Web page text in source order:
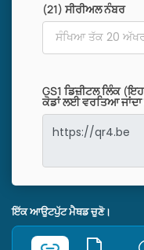
(21) ਸੀਰੀਅਲ ਨੰਬਰ
GS1 ਡਿਜ਼ੀਟਲ ਲਿੰਕ
ਕੋਡਾਂ ਲਈ ਵਰਤਿਆ
ਇੱਕ ਆਉਟਪੁੱਟ ਮੈਥਡ ਚੁਣੋ।